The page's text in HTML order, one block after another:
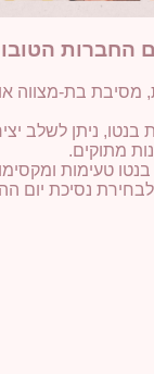
החברות
מסיבת בת-מצווה
בנטו, ניתן לשלב
מתוקים.
בנטו טעימות
לבחירת נסיכת יום